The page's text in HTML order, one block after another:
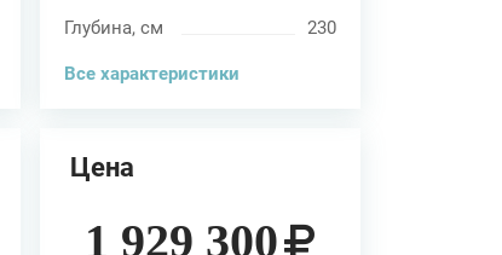
Глубина, см
230
Все характеристики
Цена
1 929 300